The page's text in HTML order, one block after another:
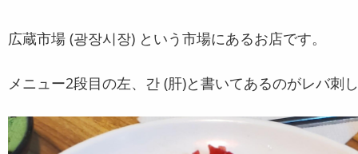
広蔵市場 (광장시장) という市場にあるお店です。
メニュー2段目の左、간 (肝)と書いてあるのがレバ刺